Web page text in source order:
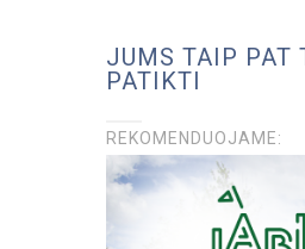
JUMS TAIP PAT
PATIKTI
REKOMENDUOJAME: